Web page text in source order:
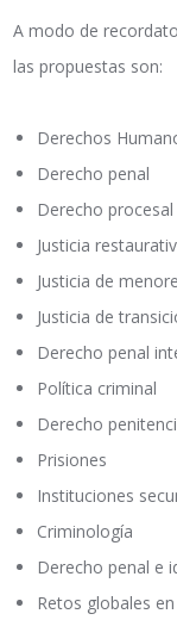
A modo de
las propuestas son:
Derechos
Derecho penal
Derecho procesal
Justicia
Justicia de
Justicia de
Derecho penal
Política criminal
Derecho
Prisiones
Instituciones
Criminología
Derecho penal e
Retos globales